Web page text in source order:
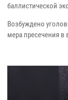
баллистической
Возбуждено
мера пресечения в